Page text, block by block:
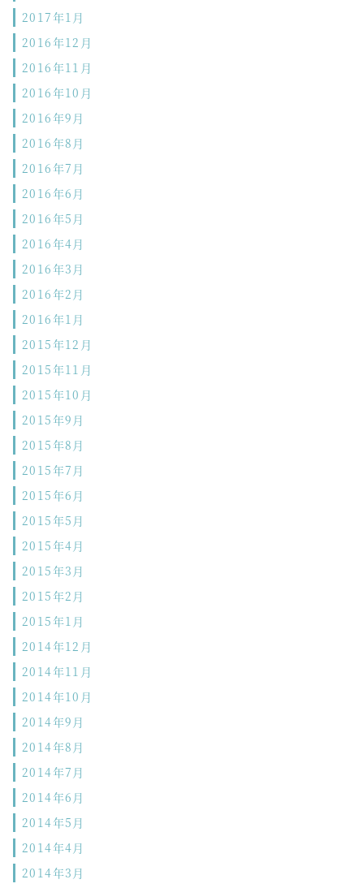
2017年1月
2016年12月
2016年11月
2016年10月
2016年9月
2016年8月
2016年7月
2016年6月
2016年5月
2016年4月
2016年3月
2016年2月
2016年1月
2015年12月
2015年11月
2015年10月
2015年9月
2015年8月
2015年7月
2015年6月
2015年5月
2015年4月
2015年3月
2015年2月
2015年1月
2014年12月
2014年11月
2014年10月
2014年9月
2014年8月
2014年7月
2014年6月
2014年5月
2014年4月
2014年3月